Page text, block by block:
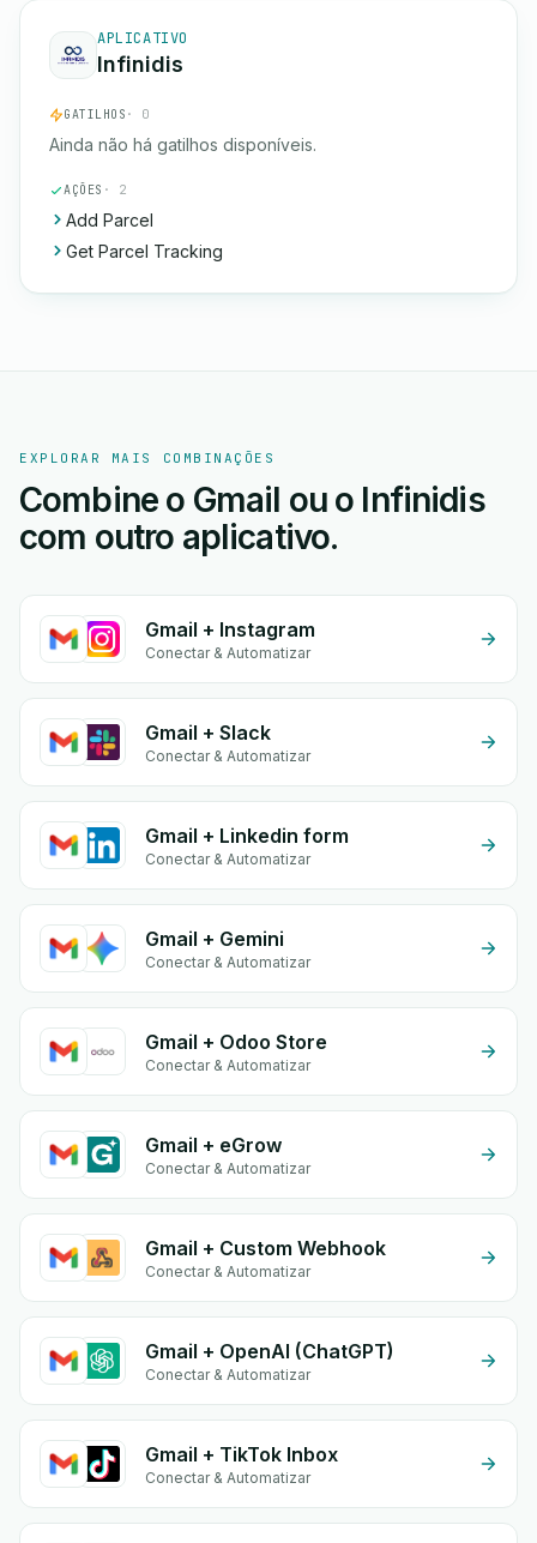
APLICATIVO
Infinidis
GATILHOS · 0
Ainda não há gatilhos disponíveis.
AÇÕES · 2
Add Parcel
Get Parcel Tracking
EXPLORAR MAIS COMBINAÇÕES
Combine o Gmail ou o Infinidis
com outro aplicativo.
Gmail + Instagram
Conectar & Automatizar
Gmail + Slack
Conectar & Automatizar
Gmail + Linkedin form
Conectar & Automatizar
Gmail + Gemini
Conectar & Automatizar
Gmail + Odoo Store
Conectar & Automatizar
Gmail + eGrow
Conectar & Automatizar
Gmail + Custom Webhook
Conectar & Automatizar
Gmail + OpenAI (ChatGPT)
Conectar & Automatizar
Gmail + TikTok Inbox
Conectar & Automatizar